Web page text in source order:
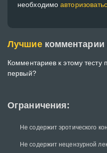
Ограничения:
Не содержит эротического
Не содержит нецензурной
необходимо
Лучшие комментарии
Комментариев к этому тесту
первый?